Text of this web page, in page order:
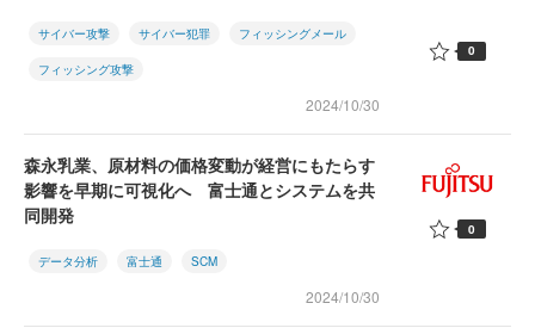
サイバー攻撃 サイバー犯罪 フィッシングメール
フィッシング攻撃
2024/10/30
0
森永乳業、原材料の価格変動が経営にもたらす
影響を早期に可視化へ 富士通とシステムを共
同開発
データ分析 富士通 SCM
2024/10/30
0